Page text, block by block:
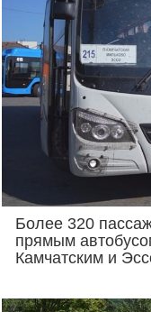
Более 320
прямым
Камчатским и